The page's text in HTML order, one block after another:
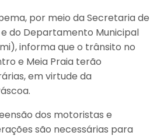
por meio da Secretaria de
do Departamento Municipal
informa que o trânsito no
e Meia Praia terão
em virtude da
dos motoristas e
são necessárias para